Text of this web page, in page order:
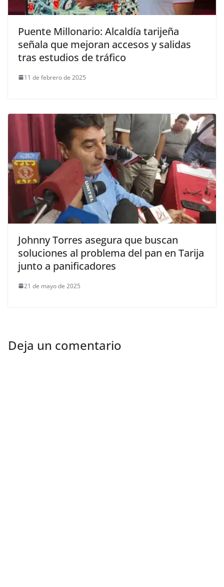
Puente Millonario: Alcaldía tarijeña
señala que mejoran accesos y salidas
tras estudios de tráfico
11 de febrero de 2025
Johnny Torres asegura que buscan
soluciones al problema del pan en Tarija
junto a panificadores
21 de mayo de 2025
Deja un comentario